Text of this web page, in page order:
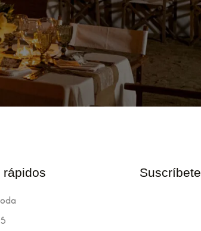
rápidos Suscríbete